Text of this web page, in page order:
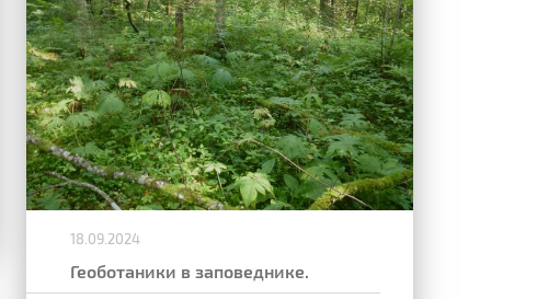
18.09.2024
Геоботаники в заповеднике.